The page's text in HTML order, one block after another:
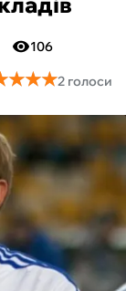
106
★★★
★★★2 голоси